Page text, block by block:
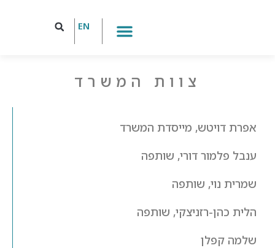
EN
צוות המשרד
אפרת דויטש, מייסדת המשרד
ענבל פלמור דורי, שותפה
שמרית נוי, שותפה
הלית כהן-רזניצקי, שותפה
שלמה קפלן